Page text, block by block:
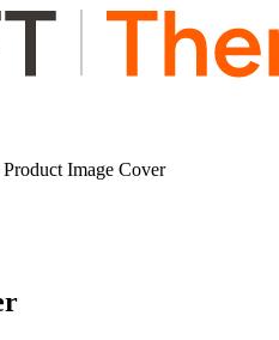
Product Image Cover